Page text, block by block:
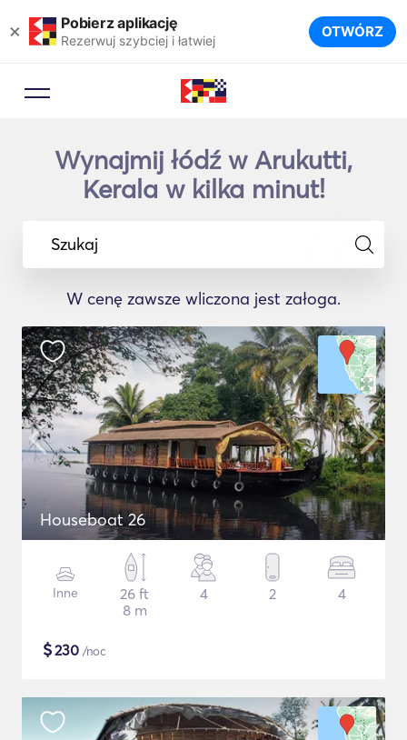
× Pobierz aplikację
Rezerwuj szybciej i łatwiej OTWÓRZ
Wynajmij łódź w Arukutti,
Kerala w kilka minut!
Szukaj
W cenę zawsze wliczona jest załoga.
Houseboat 26
Inne
26 ft
8 m
4 2 4
$230 /noc